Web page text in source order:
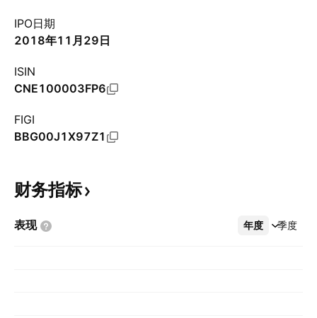
IPO日期
2018年11月29日
ISIN
CNE100003FP6
FIGI
BBG00J1X97Z1
财务指标
表现 年度 季度
更多